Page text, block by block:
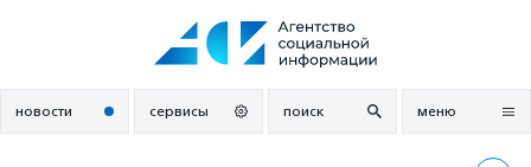
новости сервисы поиск меню